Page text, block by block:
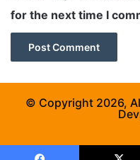
for the next time I
© Copyright 2026,